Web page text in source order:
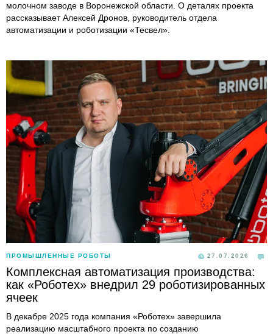
молочном заводе в Воронежской области. О деталях проекта
рассказывает Алексей Дронов, руководитель отдела
автоматизации и роботизации «Тесвел».
ПРОМЫШЛЕННЫЕ РОБОТЫ 27.07.2026
Комплексная автоматизация производства:
как «Роботех» внедрил 29 роботизированных
ячеек
В декабре 2025 года компания «Роботех» завершила
реализацию масштабного проекта по созданию